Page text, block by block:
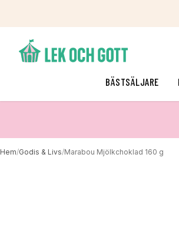
BÄSTSÄLJARE
Hem/Godis & Livs/Marabou Mjölkchoklad 160 g